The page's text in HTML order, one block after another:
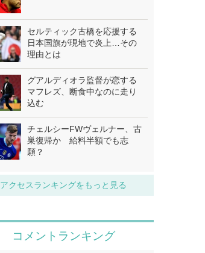
セルティック古橋を応援する
日本国旗が現地で炎上…その
理由とは
グアルディオラ監督が恋する
マフレズ、断食中なのに走り
込む
チェルシーFWヴェルナー、古
巣復帰か 給料半額でも志
願？
アクセスランキングをもっと見る